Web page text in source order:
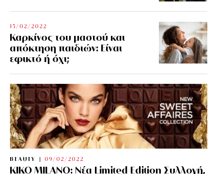
15/02/2022
Καρκίνος του μαστού και
απόκτηση παιδιών: Είναι
εφικτό ή όχι;
BEAUTY 09/02/2022
KIKO MILANO: Νέα Limited Edition Συλλογή,